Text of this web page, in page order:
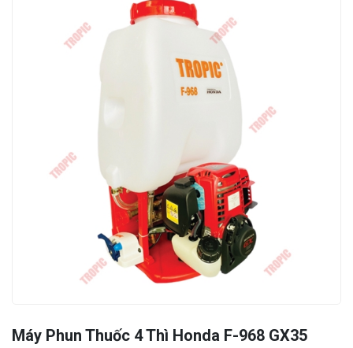
Máy Phun Thuốc 4 Thì Honda F-968 GX35